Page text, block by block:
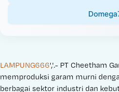
LAMPUNG666','.- PT Cheetham
memproduksi garam murni
berbagai sektor industri dan